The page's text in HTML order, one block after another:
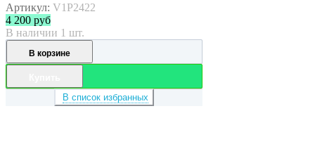
Артикул: V1P2422
4 200 руб
В наличии 1 шт.
В корзине
В список избранных